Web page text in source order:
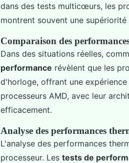
dans des tests multicœurs, les
montrent souvent une supériorité
Comparaison des
Dans des situations réelles,
performance révèlent que les
d'horloge, offrant une
processeurs AMD, avec leur
efficacement.
Analyse des performances
L'analyse des performances
processeur. Les tests de